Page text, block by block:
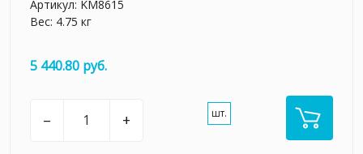
Артикул: KM8615
Вес: 4.75 кг
5 440.80 руб.
– + шт.